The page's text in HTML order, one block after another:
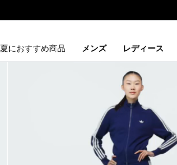
夏におすすめ商品 メンズ レディース